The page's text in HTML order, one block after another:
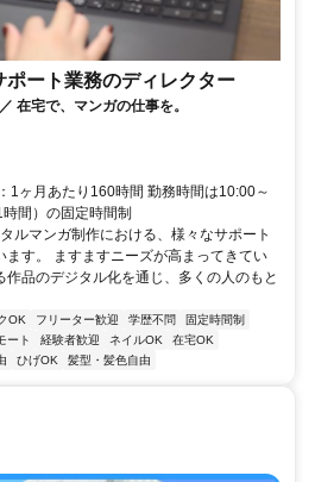
ポート業務のディレクター
在宅で、マンガの仕事を。
1ヶ月あたり160時間 勤務時間は10:00～
間）の固定時間制
ルマンガ制作における、様々なサポート
ます。 ますますニーズが高まってきてい
作品のデジタル化を通じ、多くの人のもと
OK フリーター歓迎 学歴不問
固定時間制
ート 経験者歓迎 ネイルOK
在宅OK
ひげOK 髪型・髪色自由